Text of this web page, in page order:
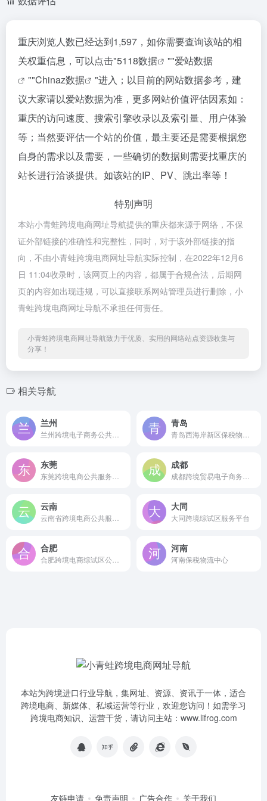
重庆浏览人数已经达到1,597，如你需要查询该站的相
关权重信息，可以点击"5118数据 ""爱站数据
""Chinaz数据
"进入；以目前的网站数据参考，建
议大家请以爱站数据为准，更多网站价值评估因素如：
重庆的访问速度、搜索引擎收录以及索引量、用户体验
等；当然要评估一个站的价值，最主要还是需要根据您
自身的需求以及需要，一些确切的数据则需要找重庆的
站长进行洽谈提供。如该站的IP、PV、跳出率等！
特别声明
本站小青蛙跨境电商网址导航提供的重庆都来源于网络，不保
证外部链接的准确性和完整性，同时，对于该外部链接的指
向，不由小青蛙跨境电商网址导航实际控制，在2022年12月6
日 11:04收录时，该网页上的内容，都属于合规合法，后期网
页的内容如出现违规，可以直接联系网站管理员进行删除，小
青蛙跨境电商网址导航不承担任何责任。
小青蛙跨境电商网址导航致力于优质、实用的网络站点资源收集与
分享！
相关导航
兰州 青岛
东莞 成都
云南 大同
大同跨境综试区服务平台
合肥 河南
河南保税物流中心
本站为跨境进口行业导航，集网址、资源、资讯于一体，适合
跨境电商、新媒体、私域运营等行业，欢迎您访问！如需学习
跨境电商知识、运营干货，请访问主站：www.lifrog.com
友链申请 免责声明 广告合作 关于我们